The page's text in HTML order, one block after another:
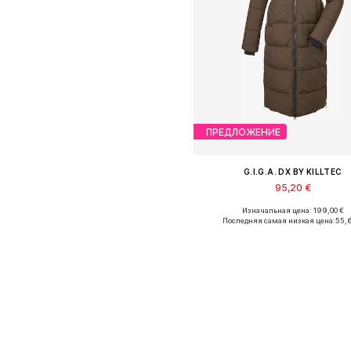
ПРЕДЛОЖЕНИЕ
G.I.G.A. DX BY KILLTEC
95,20 €
Доступные размеры: M-L, L
Изначальная цена: 199,00 €
Последняя самая низкая цена: